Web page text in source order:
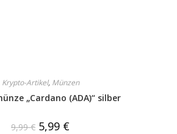
Krypto-Artikel, Münzen
„Cardano (ADA)“ silber
9,99€ 5,99 €